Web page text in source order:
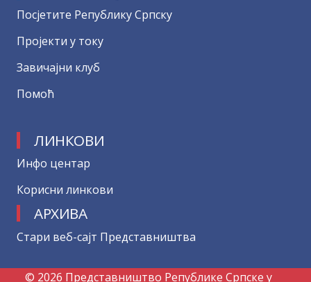
Посјетите Републику Српску
Пројекти у току
Завичајни клуб
Помоћ
ЛИНКОВИ
Инфо центар
Корисни линкови
АРХИВА
Стари веб-сајт Представништва
© 2026 Представништво Републике Српске у